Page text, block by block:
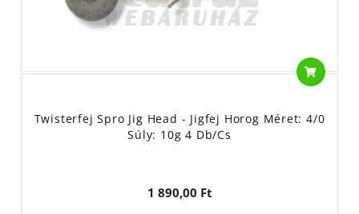
Twisterfej Spro Jig Head - Jigfej Horog Méret: 4/0
Súly: 10g 4 Db/cs
1 890,00 Ft